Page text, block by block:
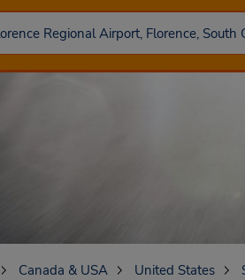
Canada & USA United States